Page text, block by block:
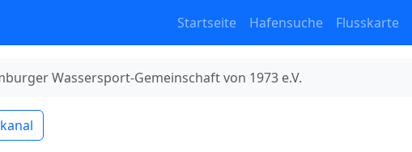
Startseite Hafensuche Flusskarte
Wassersport-Gemeinschaft von 1973 e.V.